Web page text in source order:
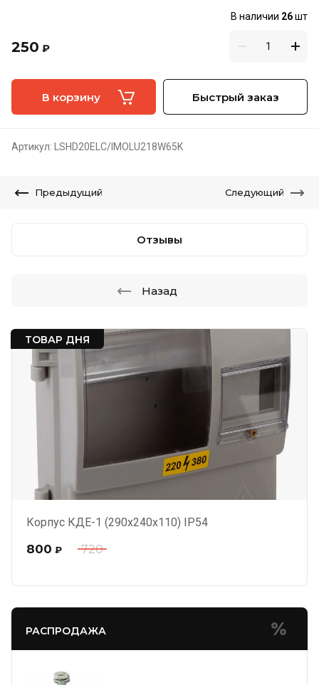
ТОВАР ДНЯ
Корпус КДЕ-1 (290х240х110) IP54
720
800 ₽
РАСПРОДАЖА
В наличии 26шт
250 ₽
В корзину Быстрый заказ
Артикул: LSHD20ELC/IMOLU218W65K
Предыдущий Следующий
Отзывы
Назад